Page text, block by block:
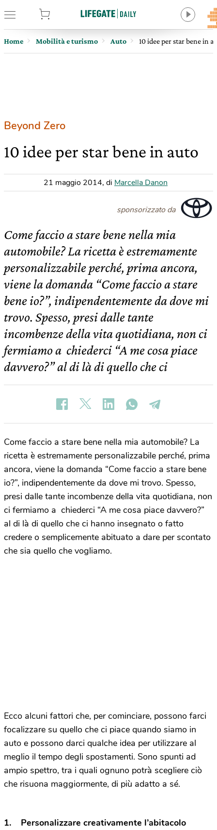
Home Mobilità e turismo Auto 10 idee per star bene in
Beyond Zero
10 idee per star bene in auto
21 maggio 2014, di Marcella Danon
sponsorizzato da
Come faccio a stare bene nella mia
automobile? La ricetta è estremamente
personalizzabile perché, prima ancora,
viene la domanda “Come faccio a stare
bene io?”, indipendentemente da dove mi
trovo. Spesso, presi dalle tante
incombenze della vita quotidiana, non ci
fermiamo a chiederci “A me cosa piace
davvero?” al di là di quello che ci
Come faccio a stare bene nella mia automobile? La
ricetta è estremamente personalizzabile perché, prima
ancora, viene la domanda “Come faccio a stare bene
io?”, indipendentemente da dove mi trovo. Spesso,
presi dalle tante incombenze della vita quotidiana, non
ci fermiamo a chiederci “A me cosa piace davvero?”
al di là di quello che ci hanno insegnato o fatto
credere o semplicemente abituato a dare per scontato
che sia quello che vogliamo.
Ecco alcuni fattori che, per cominciare, possono farci
focalizzare su quello che ci piace quando siamo in
auto e possono darci qualche idea per utilizzare al
meglio il tempo degli spostamenti. Sono spunti ad
ampio spettro, tra i quali ognuno potrà scegliere ciò
che risuona maggiormente, di più adatto a sé.
1. Personalizzare creativamente l’abitacolo